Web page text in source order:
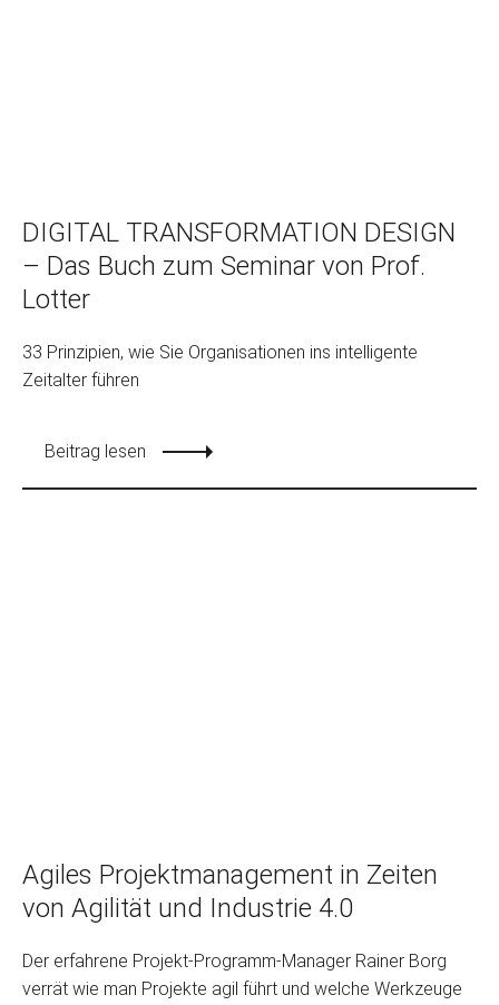
DIGITAL TRANSFORMATION DESIGN
– Das Buch zum Seminar von Prof.
Lotter
33 Prinzipien, wie Sie Organisationen ins intelligente
Zeitalter führen
Beitrag lesen
Agiles Projektmanagement in Zeiten
von Agilität und Industrie 4.0
Der erfahrene Projekt-Programm-Manager Rainer Borg
verrät wie man Projekte agil führt und welche Werkzeuge